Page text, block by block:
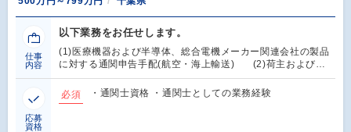
仕事
内容
以下業務をお任せします。
(1)医療機器および半導体、総合電機メーカー関連会社の製品
に対する通関申告手配(航空・海上輸送) (2)荷主および…
応募
資格
必須 ・通関士資格 ・通関士としての業務経験